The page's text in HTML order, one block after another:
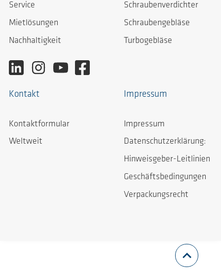
Service
Mietlösungen
Nachhaltigkeit
Schraubenverdichter
Schraubengebläse
Turbogebläse
Kontakt
Kontaktformular
Weltweit
Impressum
Impressum
Datenschutzerklärung:
Hinweisgeber-Leitlinien
Geschäftsbedingungen
Verpackungsrecht